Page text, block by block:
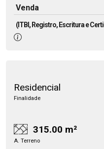
Venda
(ITBI, Registro, Escritura e
Residencial
Finalidade
315.00 m²
A. Terreno